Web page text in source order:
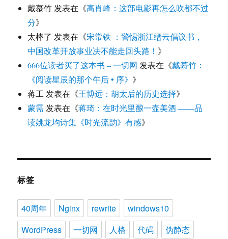
戴慕竹发表在《高肖峰：这部电影再怎么吹都不过
分》
太棒了 发表在《宋常铁 ：警惕浙江缙云倡议书，
中国改革开放事业决不能走回头路！ 》
666位读者买了这本书 – 一切网 发表在《戴慕竹：
《阅读星辰的那个午后 • 序》 》
蒋工发表在《王博远：胡太后的历史选择》
蒙需发表在《蒋琦：在时光里酿一壶美酒 ——品
读姚龙均诗集《时光流韵》有感》
标签
40周年 Nginx rewrite
windows10
WordPress
一切网 人格 代码
伪静态